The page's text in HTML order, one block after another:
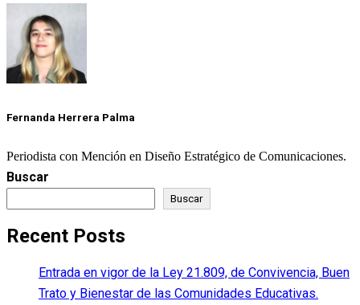
Fernanda Herrera Palma
Periodista con Mención en Diseño Estratégico de Comunicaciones.
Buscar
Buscar
Recent Posts
Entrada en vigor de la Ley 21.809, de Convivencia, Buen
Trato y Bienestar de las Comunidades Educativas.